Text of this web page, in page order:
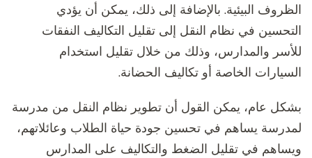
الظروف البيئية. بالإضافة إلى ذلك، يمكن أن يؤدي
التحسين في نظام النقل إلى تقليل التكاليف النفقات
للأسر والمدارس، وذلك من خلال تقليل استخدام
السيارات الخاصة أو تكاليف الحضانة.
بشكل عام، يمكن القول أن تطوير نظام النقل من مدرسة
لمدرسة يساهم في تحسين جودة حياة الطلاب وعائلاتهم،
ويساهم في تقليل الضغط والتكاليف على المدارس